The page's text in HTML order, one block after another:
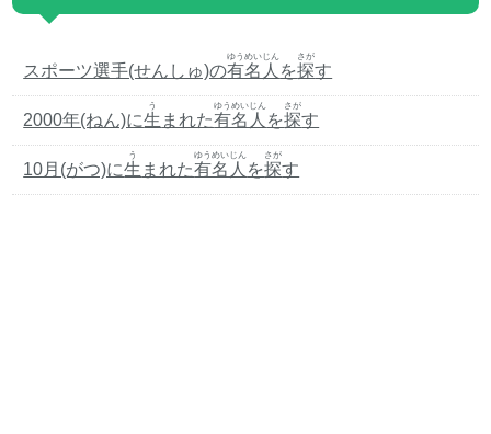
スポーツ選手(せんしゅ)の有名人
ゆうめいじん
を探
さが
す
2000年(ねん)に生
う
まれた有名人
ゆうめいじん
を探
さが
す
10月(がつ)に生
う
まれた有名人
ゆうめいじん
を探
さが
す